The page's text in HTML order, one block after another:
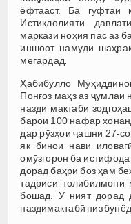
ёфтааст. Ба гуфтаи
Истиқлолияти
маркази ноҳия пас аз
иншоот намуди
мегардад
Ҳабибулло
Понғоз маҳз аз ҷумлаи
назди мактаби
барои 100 нафар
дар рӯзҳои ҷашни 27-
як бинои нави
омӯзгорон ба
дорад баҳри боз ҳам
тадриси
бошад. Ӯ ният дорад
наздимактабӣ низ